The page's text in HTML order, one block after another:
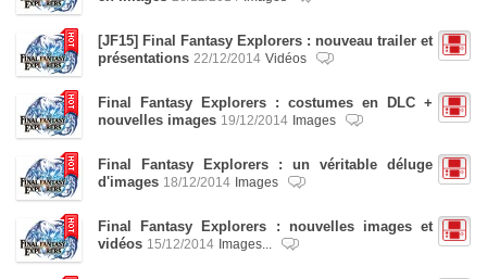
[JF15] Final Fantasy Explorers : nouveau trailer et
présentations 22/12/2014 Vidéos
Final Fantasy Explorers : costumes en DLC +
nouvelles images 19/12/2014 Images
Final Fantasy Explorers : un véritable déluge
d'images 18/12/2014 Images
Final Fantasy Explorers : nouvelles images et
vidéos 15/12/2014 Images...